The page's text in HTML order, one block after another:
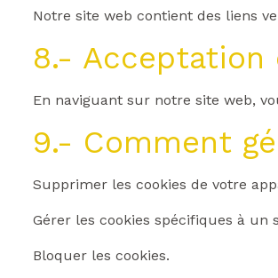
Notre site web contient des liens
8.-
En naviguant sur notre site web,
9.- Comment
Supprimer les cookies de votre
Gérer les cookies spécifiques à un
Bloquer les cookies.